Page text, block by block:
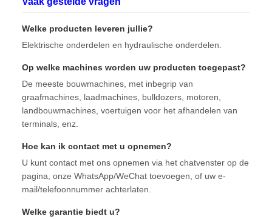
Welke producten leveren jullie?
Elektrische onderdelen en hydraulische onderdelen.
Op welke machines worden uw producten toegepast?
De meeste bouwmachines, met inbegrip van
graafmachines, laadmachines, bulldozers, motoren,
landbouwmachines, voertuigen voor het afhandelen van
terminals, enz.
Hoe kan ik contact met u opnemen?
U kunt contact met ons opnemen via het chatvenster op de
pagina, onze WhatsApp/WeChat toevoegen, of uw e-
mail/telefoonnummer achterlaten.
Welke garantie biedt u?